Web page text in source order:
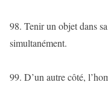
98. Tenir un objet dans
simultanément.
99. D’un autre côté,